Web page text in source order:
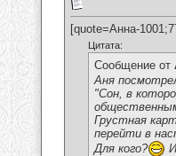
[quote=Анна-
Цитата:
Сообщение от
Аня
"Сон, в
Грустная
перейти в
Для кого?